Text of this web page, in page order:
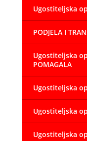
Ugostiteljska
PODJELA I
Ugostiteljska
POMAGALA
Ugostiteljska
Ugostiteljska
Ugostiteljska